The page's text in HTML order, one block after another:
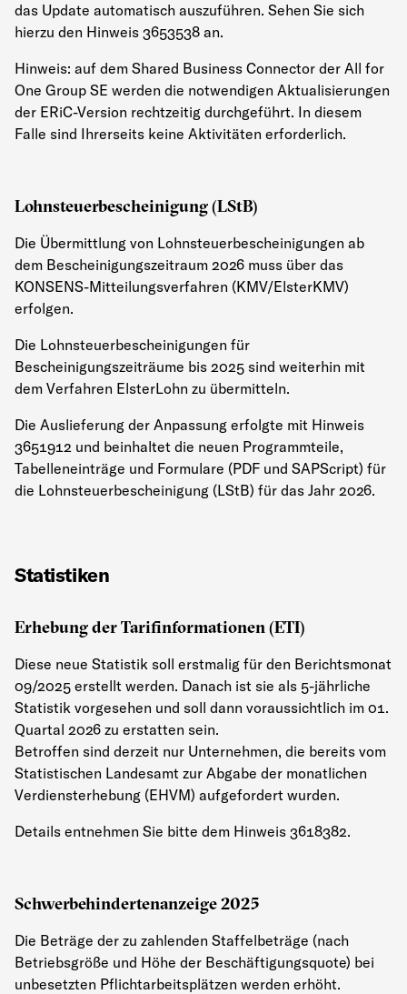
das Update automatisch auszuführen. Sehen Sie sich
hierzu den Hinweis 3653538 an.
Hinweis: auf dem Shared Business Connector der All for
One Group SE werden die notwendigen Aktualisierungen
der ERiC-Version rechtzeitig durchgeführt. In diesem
Falle sind Ihrerseits keine Aktivitäten erforderlich.
Lohnsteuerbescheinigung (LStB)
Die Übermittlung von Lohnsteuerbescheinigungen ab
dem Bescheinigungszeitraum 2026 muss über das
KONSENS-Mitteilungsverfahren (KMV/ElsterKMV)
erfolgen.
Die Lohnsteuerbescheinigungen für
Bescheinigungszeiträume bis 2025 sind weiterhin mit
dem Verfahren ElsterLohn zu übermitteln.
Die Auslieferung der Anpassung erfolgte mit Hinweis
3651912 und beinhaltet die neuen Programmteile,
Tabelleneinträge und Formulare (PDF und SAPScript) für
die Lohnsteuerbescheinigung (LStB) für das Jahr 2026.
Statistiken
Erhebung der Tarifinformationen (ETI)
Diese neue Statistik soll erstmalig für den Berichtsmonat
09/2025 erstellt werden. Danach ist sie als 5-jährliche
Statistik vorgesehen und soll dann voraussichtlich im 01.
Quartal 2026 zu erstatten sein.
Betroffen sind derzeit nur Unternehmen, die bereits vom
Statistischen Landesamt zur Abgabe der monatlichen
Verdiensterhebung (EHVM) aufgefordert wurden.
Details entnehmen Sie bitte dem Hinweis 3618382.
Schwerbehindertenanzeige 2025
Die Beträge der zu zahlenden Staffelbeträge (nach
Betriebsgröße und Höhe der Beschäftigungsquote) bei
unbesetzten Pflichtarbeitsplätzen werden erhöht.